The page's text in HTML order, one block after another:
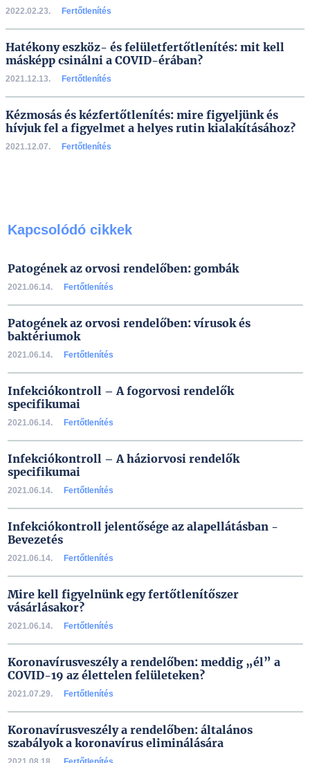
2022.02.23. Fertőtlenítés
Hatékony eszköz- és felületfertőtlenítés: mit kell
másképp csinálni a COVID-érában?
2021.12.13. Fertőtlenítés
Kézmosás és kézfertőtlenítés: mire figyeljünk és
hívjuk fel a figyelmet a helyes rutin kialakításához?
2021.12.07. Fertőtlenítés
Kapcsolódó cikkek
Patogének az orvosi rendelőben: gombák
2021.06.14. Fertőtlenítés
Patogének az orvosi rendelőben: vírusok és
baktériumok
2021.06.14. Fertőtlenítés
Infekciókontroll – A fogorvosi rendelők
specifikumai
2021.06.14. Fertőtlenítés
Infekciókontroll – A háziorvosi rendelők
specifikumai
2021.06.14. Fertőtlenítés
Infekciókontroll jelentősége az alapellátásban -
Bevezetés
2021.06.14. Fertőtlenítés
Mire kell figyelnünk egy fertőtlenítőszer
vásárlásakor?
2021.06.14. Fertőtlenítés
Koronavírusveszély a rendelőben: meddig „él” a
COVID-19 az élettelen felületeken?
2021.07.29. Fertőtlenítés
Koronavírusveszély a rendelőben: általános
szabályok a koronavírus eliminálására